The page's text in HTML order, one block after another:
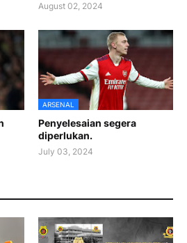
August 02, 2024
ARSENAL
Penyelesaian segera
diperlukan.
July 03, 2024